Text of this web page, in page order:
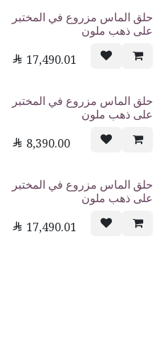
حلق الماس مزروع في المختبر
على ذهب ملون
 17,490.01
حلق الماس مزروع في المختبر
على ذهب ملون
 8,390.00
حلق الماس مزروع في المختبر
على ذهب ملون
 17,490.01